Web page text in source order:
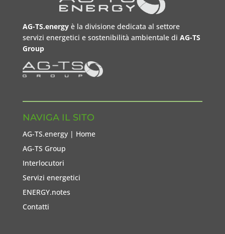
AG-TS.energyè la divisione dedicata al settore
servizi energetici e sostenibilità ambientale di AG-TS
Group
NAVIGA IL SITO
AG-TS.energy | Home
AG-TS Group
Interlocutori
Servizi energetici
ENERGY.notes
Contatti